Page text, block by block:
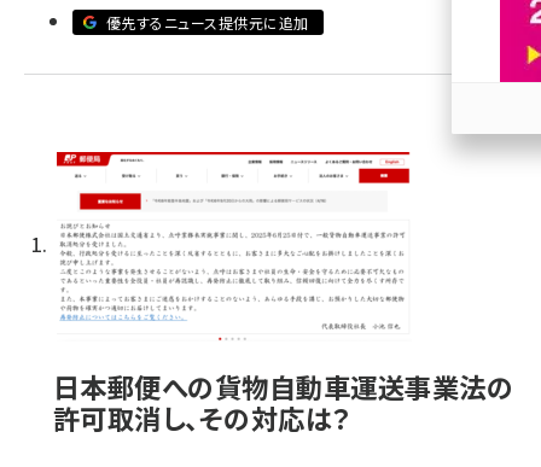
優先するニュース提供元に追加
日本郵便への貨物自動車運送事業法の
許可取消し、その対応は？
参